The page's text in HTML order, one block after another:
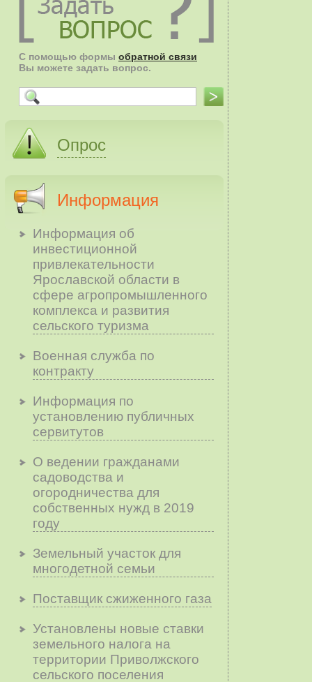
С помощью формы обратной связи
Вы можете задать вопрос.
Опрос
Информация
Информация об
инвестиционной
привлекательности
Ярославской области в
сфере агропромышленного
комплекса и развития
сельского туризма
Военная служба по
контракту
Информация по
установлению публичных
сервитутов
О ведении гражданами
садоводства и
огородничества для
собственных нужд в 2019
году
Земельный участок для
многодетной семьи
Поставщик сжиженного газа
Установлены новые ставки
земельного налога на
территории Приволжского
сельского поселения